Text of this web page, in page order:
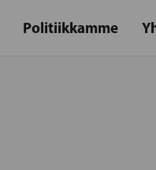
Politiikkamme